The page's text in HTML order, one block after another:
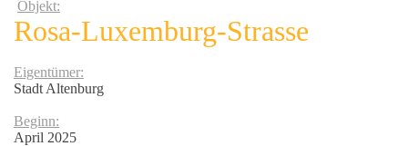
Objekt:
Rosa-Luxemburg-Strasse
Eigentümer:
Stadt Altenburg
Beginn:
April 2025